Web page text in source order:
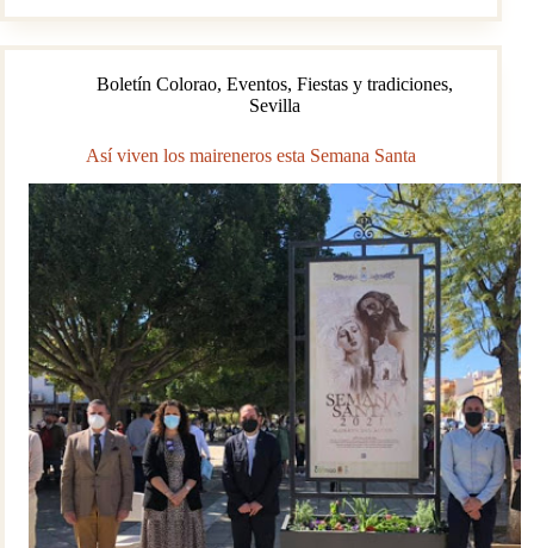
Boletín Colorao,Eventos,Fiestas y tradiciones,
Sevilla
Así viven los maireneros esta Semana Santa